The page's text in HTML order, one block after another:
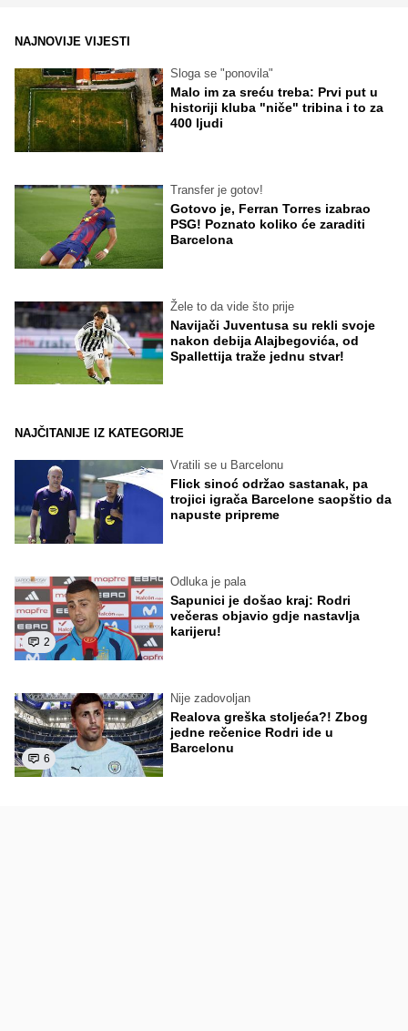
NAJNOVIJE VIJESTI
Sloga se "ponovila"
Malo im za sreću treba: Prvi put u
historiji kluba "niče" tribina i to za
400 ljudi
Transfer je gotov!
Gotovo je, Ferran Torres izabrao
PSG! Poznato koliko će zaraditi
Barcelona
Žele to da vide što prije
Navijači Juventusa su rekli svoje
nakon debija Alajbegovića, od
Spallettija traže jednu stvar!
NAJČITANIJE IZ KATEGORIJE
Vratili se u Barcelonu
Flick sinoć održao sastanak, pa
trojici igrača Barcelone saopštio da
napuste pripreme
2
Odluka je pala
Sapunici je došao kraj: Rodri
večeras objavio gdje nastavlja
karijeru!
6
Nije zadovoljan
Realova greška stoljeća?! Zbog
jedne rečenice Rodri ide u
Barcelonu